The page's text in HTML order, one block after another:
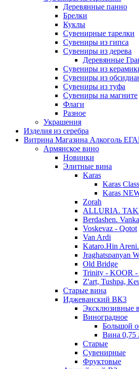
Деревянные панно
Брелки
Куклы
Сувенирные тарелки
Сувениры из гипса
Сувениры из дерева
Деревянные
Сувениры из
Сувениры из
Сувениры из туфа
Сувениры на магните
Флаги
Разное
Украшения
Изделия из серебра
Витрина Магазина Алкоголь
Армянское вино
Новинки
Элитные вина
Karas
Karas
Karas
Zorah
ALLURIA.
Berdashen.
Voskevaz - Qotot
Van Ardi
Kataro.Hin
Jraghatspanyan
Old Bridge
Trinity - KOOR -
Z'art, Tushpa,
Старые вина
Иджеванский ВК3
Эксклюзивные
Виноградное
Большой
Вина 0,75
Старые
Сувенирные
Фруктовые